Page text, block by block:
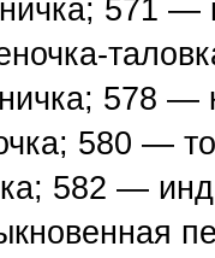
571 —
578 —
580 —
582 —